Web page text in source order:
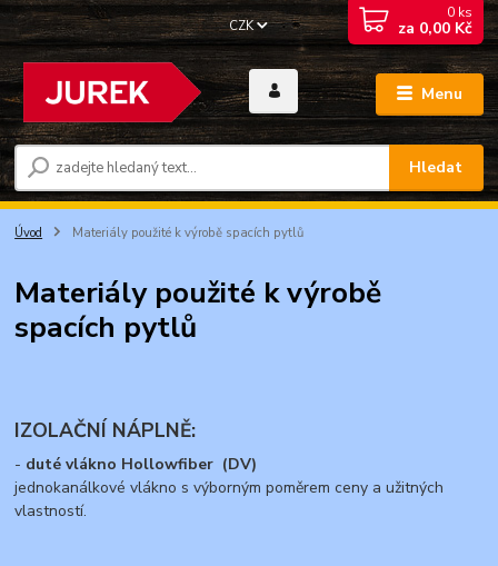
Menu
CZK
Hledat
0 ks
za 0,00 Kč
Úvod Materiály použité k výrobě spacích pytlů
Materiály použité k výrobě
spacích pytlů
IZOLAČNÍ NÁPLNĚ:
- duté vlákno Hollowfiber (DV)
jednokanálkové vlákno s výborným poměrem ceny a užitných
vlastností.